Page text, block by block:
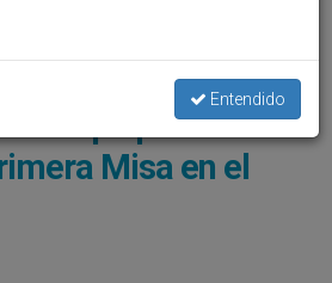
Papa Francisco © Cathopic. Gaby Arevalo
del Papa por los 500
Misa en el
Entendido